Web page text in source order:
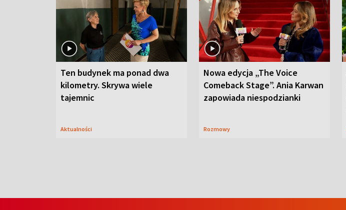
Ten budynek ma ponad dwa
kilometry. Skrywa wiele
tajemnic
Aktualności
Nowa edycja „The Voice
Comeback Stage”. Ania Karwan
zapowiada niespodzianki
Rozmowy